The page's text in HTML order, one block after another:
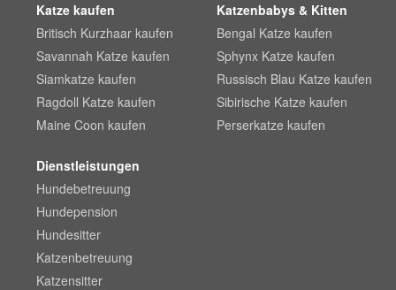
Katze kaufen
Britisch Kurzhaar kaufen
Savannah Katze kaufen
Siamkatze kaufen
Ragdoll Katze kaufen
Maine Coon kaufen
Katzenbabys & Kitten
Bengal Katze kaufen
Sphynx Katze kaufen
Russisch Blau Katze kaufen
Sibirische Katze kaufen
Perserkatze kaufen
Dienstleistungen
Hundebetreuung
Hundepension
Hundesitter
Katzenbetreuung
Katzensitter